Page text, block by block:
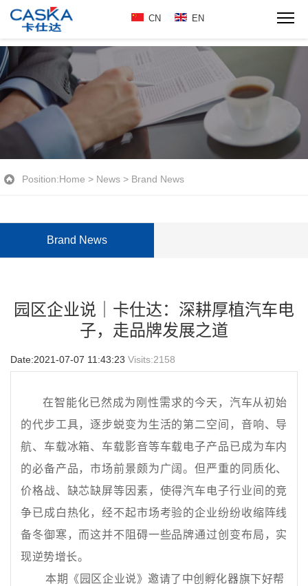
CN EN
Position:Home > News > Brand News
Brand News
园区企业说｜卡仕达：深耕厚植汽车电
子，走品牌发展之道
Date:2021-07-07 11:43:23 Visits:2158
在智能化已然成为刚性需求的今天，汽车从初始
的代步工具，逐步蜕变为生活的第二空间，音响、导
航、车载冰箱、车载影音等车载电子产品已成为车内
的必备产品，市场前景颇为广阔。但严重的同质化、
价格战、缺芯缺屏等因素，使得汽车电子行业间的竞
争已成白热化，经不起市场考验的企业纷纷收缩阵线
备冬御寒，而这并不阻碍一些品牌通过创变布局，实
现逆势增长。
本期《园区企业说》邀请了中创孵化器旗下好帮